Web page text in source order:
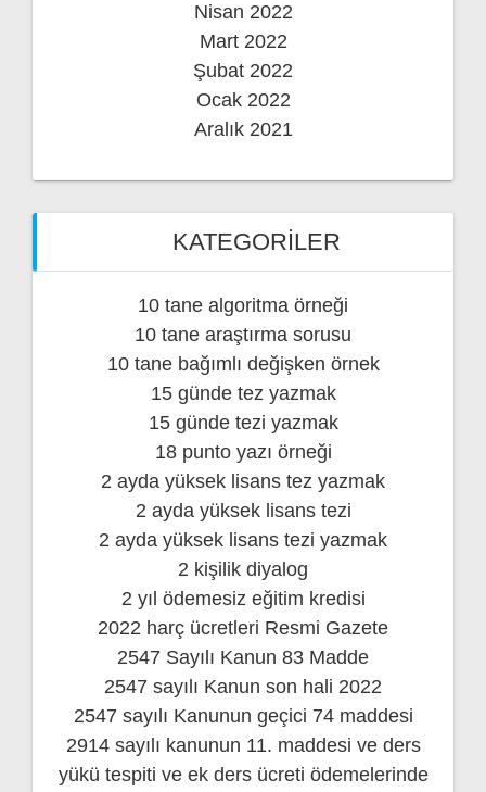
Nisan 2022
Mart 2022
Şubat 2022
Ocak 2022
Aralık 2021
KATEGORILER
10 tane algoritma örneği
10 tane araştırma sorusu
10 tane bağımlı değişken örnek
15 günde tez yazmak
15 günde tezi yazmak
18 punto yazı örneği
2 ayda yüksek lisans tez yazmak
2 ayda yüksek lisans tezi
2 ayda yüksek lisans tezi yazmak
2 kişilik diyalog
2 yıl ödemesiz eğitim kredisi
2022 harç ücretleri Resmi Gazete
2547 Sayılı Kanun 83 Madde
2547 sayılı Kanun son hali 2022
2547 sayılı Kanunun geçici 74 maddesi
2914 sayılı kanunun 11. maddesi ve ders
yükü tespiti ve ek ders ücreti ödemelerinde